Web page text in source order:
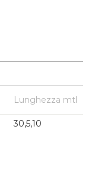
Lunghezza mtl
30,5,10